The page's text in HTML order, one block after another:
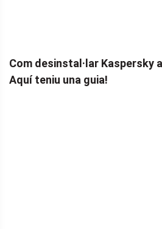
Com desinstal·lar Kaspersky
Aquí teniu una guia!